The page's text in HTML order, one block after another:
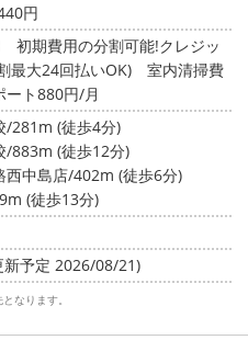
円
初期費用の分割可能!クレジッ
最大24回払いOK) 室内清掃費
ト880円/月
/281m (徒歩4分)
/883m (徒歩12分)
西中島店/402m (徒歩6分)
(徒歩13分)
予定 2026/08/21)
なります。